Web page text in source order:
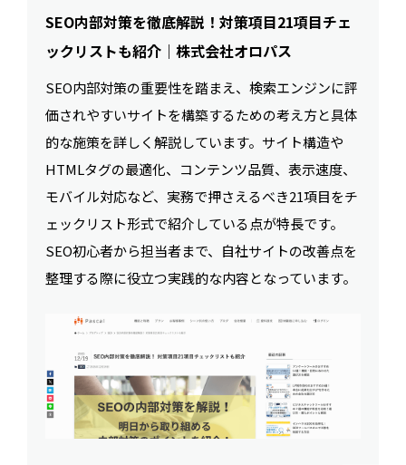
SEO内部対策を徹底解説！対策項目21項目チェ
ックリストも紹介｜株式会社オロパス
SEO内部対策の重要性を踏まえ、検索エンジンに評
価されやすいサイトを構築するための考え方と具体
的な施策を詳しく解説しています。サイト構造や
HTMLタグの最適化、コンテンツ品質、表示速度、
モバイル対応など、実務で押さえるべき21項目をチ
ェックリスト形式で紹介している点が特長です。
SEO初心者から担当者まで、自社サイトの改善点を
整理する際に役立つ実践的な内容となっています。